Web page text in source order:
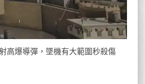
高爆導彈，墜機有大範圍秒殺傷